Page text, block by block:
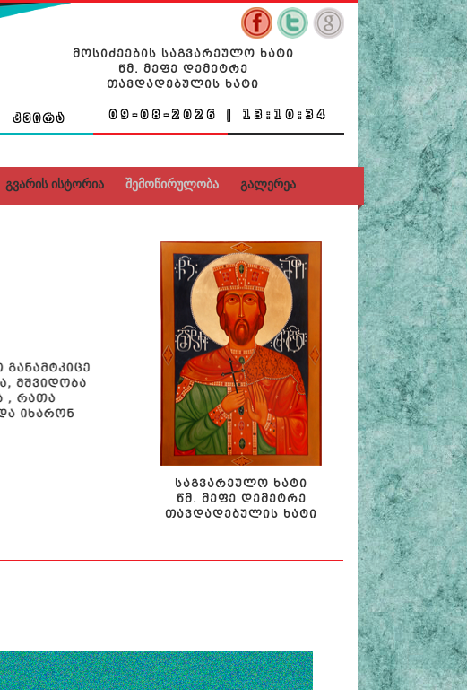
ᲛᲝᲡᲘᲫᲔᲔᲑᲘᲡ ᲡᲐᲒᲕᲐᲠᲔᲣᲚᲝ ᲮᲐᲢᲘ
ᲬᲛ. ᲛᲔᲤᲔ ᲓᲔᲛᲔᲢᲠᲔ
ᲗᲐᲕᲓᲐᲓᲔᲑᲣᲚᲘᲡ ᲮᲐᲢᲘ
ᲙᲕᲘᲠᲐ
გვარის ისტორია შემოწირულობა გალერეა
ᲡᲐᲒᲕᲐᲠᲔᲣᲚᲝ ᲮᲐᲢᲘ
ᲬᲛ. ᲛᲔᲤᲔ ᲓᲔᲛᲔᲢᲠᲔ
ᲗᲐᲕᲓᲐᲓᲔᲑᲣᲚᲘᲡ ᲮᲐᲢᲘ